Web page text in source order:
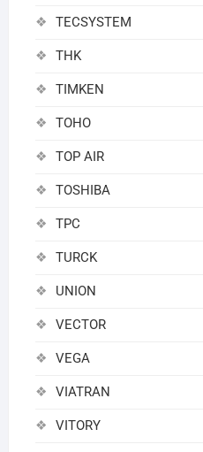
TECSYSTEM
THK
TIMKEN
TOHO
TOP AIR
TOSHIBA
TPC
TURCK
UNION
VECTOR
VEGA
VIATRAN
VITORY